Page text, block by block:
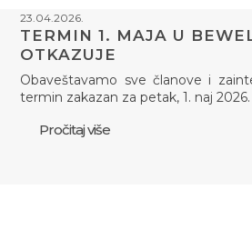
23.04.2026.
TERMIN 1. MAJA U
OTKAZUJE
Obaveštavamo sve članove i
termin zakazan za petak, 1. naj
Pročitaj više